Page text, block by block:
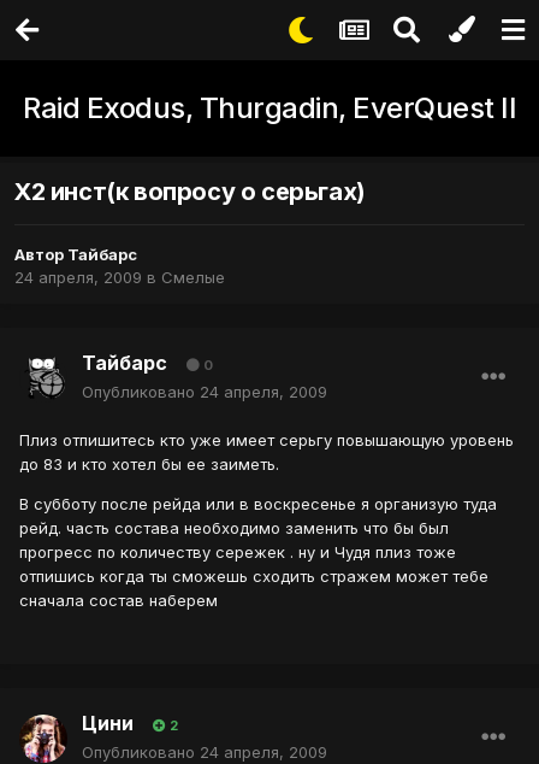
Raid Exodus, Thurgadin, EverQuest II
Х2 инст(к вопросу о серьгах)
Автор Тайбарс
24 апреля, 2009 в Смелые
Тайбарс 0
Опубликовано 24 апреля, 2009
Плиз отпишитесь кто уже имеет серьгу повышающую уровень
до 83 и кто хотел бы ее заиметь.
В субботу после рейда или в воскресенье я организую туда
рейд. часть состава необходимо заменить что бы был
прогресс по количеству сережек . ну и Чудя плиз тоже
отпишись когда ты сможешь сходить стражем может тебе
сначала состав наберем
Цини 2
Опубликовано 24 апреля, 2009